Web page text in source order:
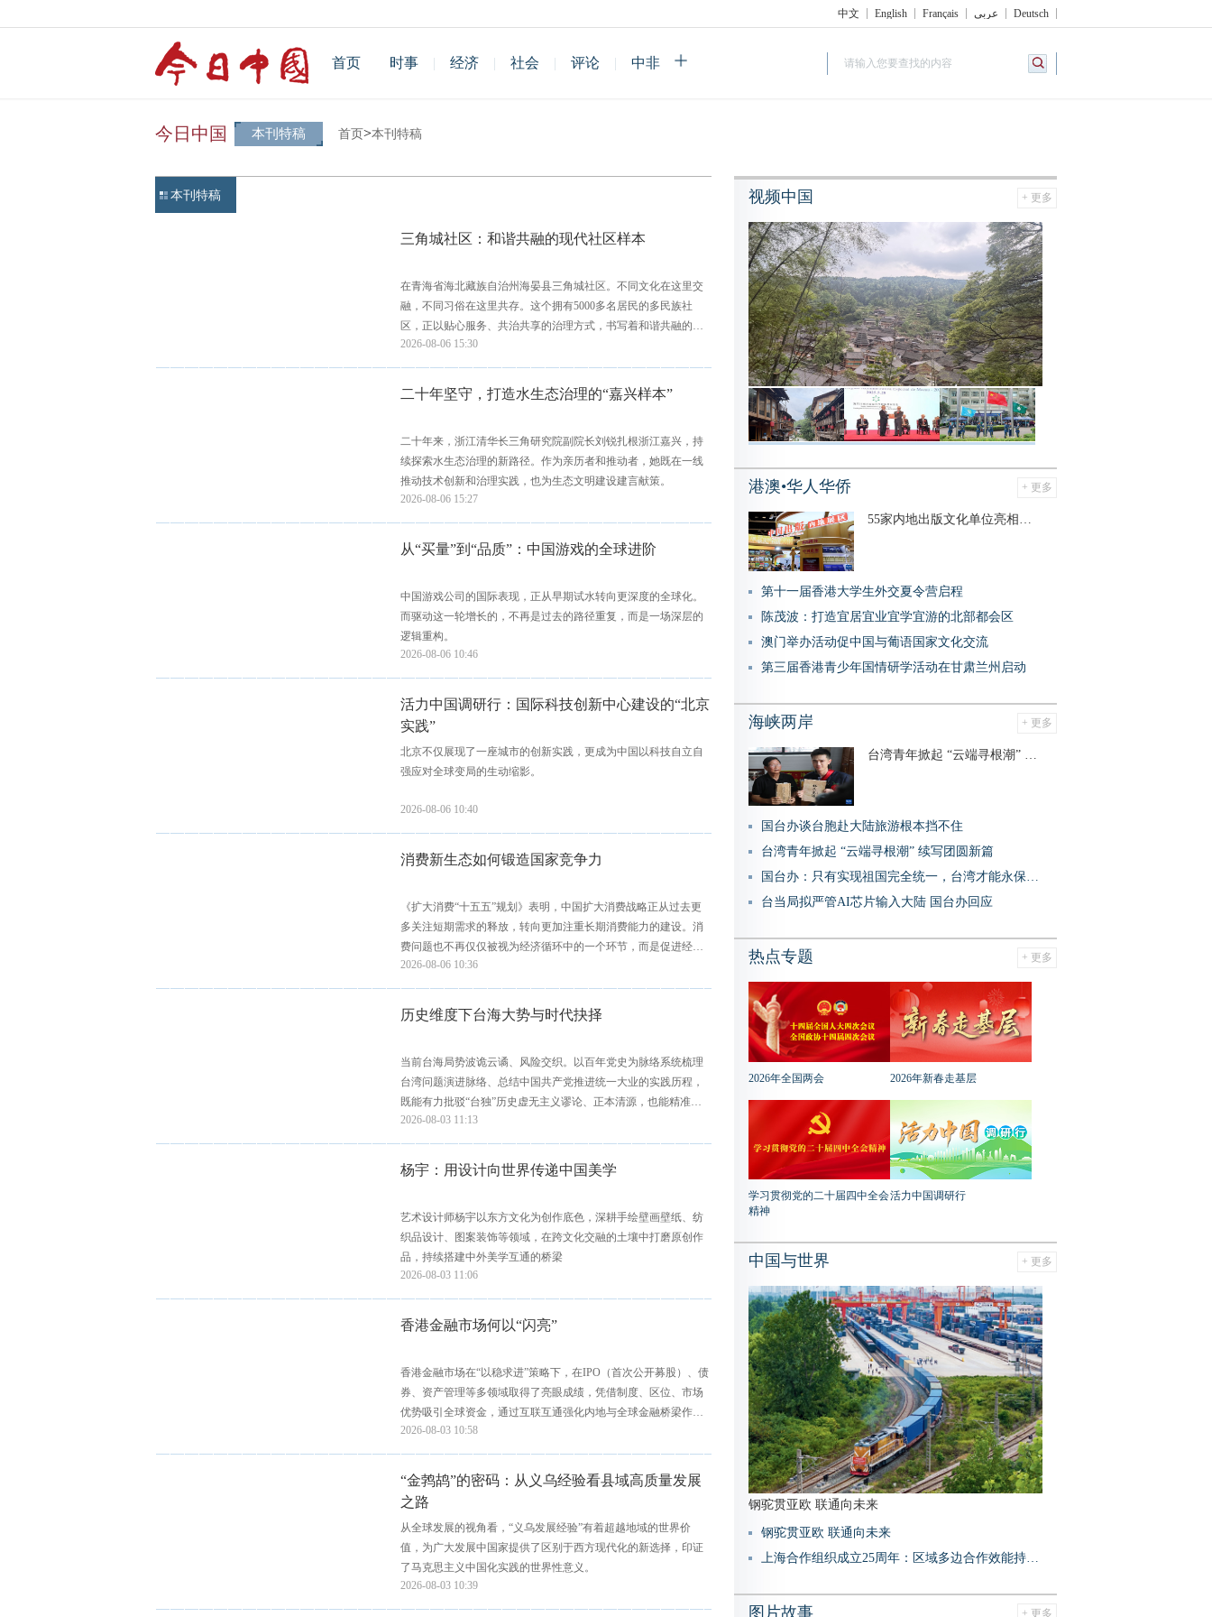
中文 English Français عربي Deutsch
首页 时事 | 经济 | 社会 | 评论 | 中非
今日中国 本刊特稿 首页 >本刊特稿
本刊特稿
三角城社区：和谐共融的现代社区样本
在青海省海北藏族自治州海晏县三角城社区。不同文化在这里交
融，不同习俗在这里共存。这个拥有5000多名居民的多民族社
区，正以贴心服务、共治共享的治理方式，书写着和谐共融的社
区故事。
2026-08-06 15:30
二十年坚守，打造水生态治理的“嘉兴样本”
二十年来，浙江清华长三角研究院副院长刘锐扎根浙江嘉兴，持
续探索水生态治理的新路径。作为亲历者和推动者，她既在一线
推动技术创新和治理实践，也为生态文明建设建言献策。
2026-08-06 15:27
从“买量”到“品质”：中国游戏的全球进阶
中国游戏公司的国际表现，正从早期试水转向更深度的全球化。
而驱动这一轮增长的，不再是过去的路径重复，而是一场深层的
逻辑重构。
2026-08-06 10:46
活力中国调研行：国际科技创新中心建设的“北京
实践”
北京不仅展现了一座城市的创新实践，更成为中国以科技自立自
强应对全球变局的生动缩影。
2026-08-06 10:40
消费新生态如何锻造国家竞争力
《扩大消费“十五五”规划》表明，中国扩大消费战略正从过去更
多关注短期需求的释放，转向更加注重长期消费能力的建设。消
费问题也不再仅仅被视为经济循环中的一个环节，而是促进经济
转型、关系未来国家竞争力的...
2026-08-06 10:36
历史维度下台海大势与时代抉择
当前台海局势波诡云谲、风险交织。以百年党史为脉络系统梳理
台湾问题演进脉络、总结中国共产党推进统一大业的实践历程，
既能有力批驳“台独”历史虚无主义谬论、正本清源，也能精准锚
定新时代对台工作历史方位与...
2026-08-03 11:13
杨宇：用设计向世界传递中国美学
艺术设计师杨宇以东方文化为创作底色，深耕手绘壁画壁纸、纺
织品设计、图案装饰等领域，在跨文化交融的土壤中打磨原创作
品，持续搭建中外美学互通的桥梁
2026-08-03 11:06
香港金融市场何以“闪亮”
香港金融市场在“以稳求进”策略下，在IPO（首次公开募股）、债
券、资产管理等多领域取得了亮眼成绩，凭借制度、区位、市场
优势吸引全球资金，通过互联互通强化内地与全球金融桥梁作
用，并聚焦金融科技进行前瞻性...
2026-08-03 10:58
“金鹁鸪”的密码：从义乌经验看县域高质量发展
之路
从全球发展的视角看，“义乌发展经验”有着超越地域的世界价
值，为广大发展中国家提供了区别于西方现代化的新选择，印证
了马克思主义中国化实践的世界性意义。
2026-08-03 10:39
视频中国 + 更多
港澳•华人华侨 + 更多
55家内地出版文化单位亮相香港书展
第十一届香港大学生外交夏令营启程
陈茂波：打造宜居宜业宜学宜游的北部都会区
澳门举办活动促中国与葡语国家文化交流
第三届香港青少年国情研学活动在甘肃兰州启动
海峡两岸 + 更多
国台办谈台胞赴大陆旅游根本挡不住
台湾青年掀起 “云端寻根潮” 续写团圆新篇
国台办：只有实现祖国完全统一，台湾才能永保太平
台当局拟严管AI芯片输入大陆 国台办回应
热点专题 + 更多
2026年全国两会 2026年新春走基层
学习贯彻党的二十届四中全会
精神
活力中国调研行
中国与世界 + 更多
钢驼贯亚欧 联通向未来
钢驼贯亚欧 联通向未来
图片故事 + 更多